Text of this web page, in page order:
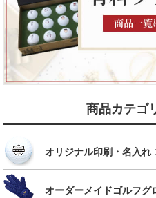
商品カテゴ
オリジナル印刷・名入れ
オーダーメイドゴルフグ